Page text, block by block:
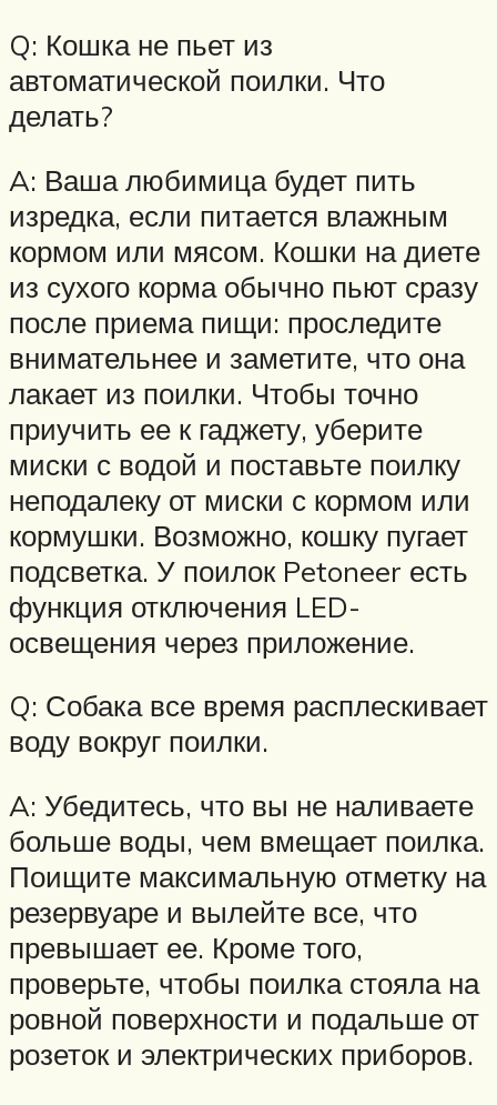
Q: Кошка не пьет из
автоматической поилки. Что
делать?
A: Ваша любимица будет пить
изредка, если питается влажным
кормом или мясом. Кошки на диете
из сухого корма обычно пьют сразу
после приема пищи: проследите
внимательнее и заметите, что она
лакает из поилки. Чтобы точно
приучить ее к гаджету, уберите
миски с водой и поставьте поилку
неподалеку от миски с кормом или
кормушки. Возможно, кошку пугает
подсветка. У поилок Petoneer есть
функция отключения LED-
освещения через приложение.
Q: Собака все время расплескивает
воду вокруг поилки.
A: Убедитесь, что вы не наливаете
больше воды, чем вмещает поилка.
Поищите максимальную отметку на
резервуаре и вылейте все, что
превышает ее. Кроме того,
проверьте, чтобы поилка стояла на
ровной поверхности и подальше от
розеток и электрических приборов.